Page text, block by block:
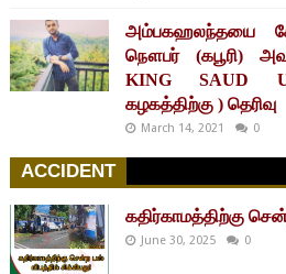
அம்பகஹலந்தயை
நௌபர் (கபூரி)
KING SAUD
கழகத்திற்கு ) தெரிவு
March 14, 2021 0
ACCIDENT
கதிர்காமத்திற்கு
June 30, 2025 0